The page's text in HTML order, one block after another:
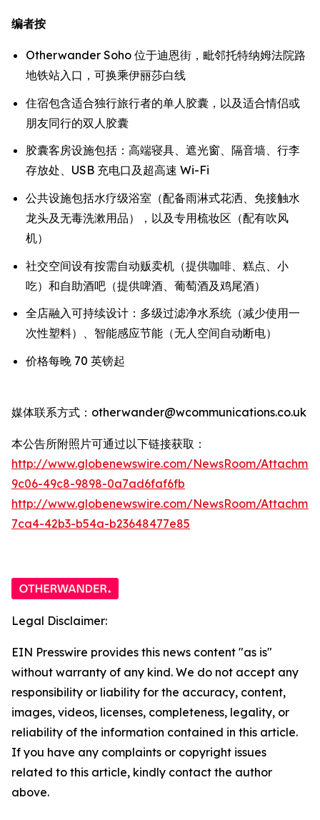
编者按
Otherwander Soho 位于迪恩街，毗邻托特纳姆法院路
地铁站入口，可换乘伊丽莎白线
住宿包含适合独行旅行者的单人胶囊，以及适合情侣或
朋友同行的双人胶囊
胶囊客房设施包括：高端寝具、遮光窗、隔音墙、行李
存放处、USB 充电口及超高速 Wi-Fi
公共设施包括水疗级浴室（配备雨淋式花洒、免接触水
龙头及无毒洗漱用品），以及专用梳妆区（配有吹风
机）
社交空间设有按需自动贩卖机（提供咖啡、糕点、小
吃）和自助酒吧（提供啤酒、葡萄酒及鸡尾酒）
全店融入可持续设计：多级过滤净水系统（减少使用一
次性塑料）、智能感应节能（无人空间自动断电）
价格每晚 70 英镑起
媒体联系方式：otherwander@wcommunications.co.uk
本公告所附照片可通过以下链接获取：
http://www.globenewswire.com/NewsRoom/
9c06-49c8-9898-0a7ad6faf6fb
http://www.globenewswire.com/NewsRoom/
7ca4-42b3-b54a-b23648477e85
Legal Disclaimer:
EIN Presswire provides this news content "as is"
without warranty of any kind. We do not accept any
responsibility or liability for the accuracy, content,
images, videos, licenses, completeness, legality, or
reliability of the information contained in this article.
If you have any complaints or copyright issues
related to this article, kindly contact the author
above.